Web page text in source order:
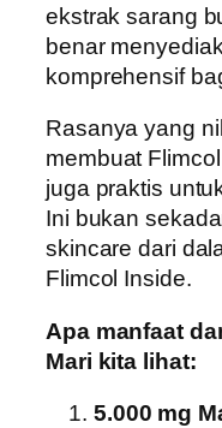
ekstrak sarang
benar
komprehensif
Rasanya yang
membuat
juga praktis
Ini bukan
skincare dari
Flimcol Inside.
Apa manfaat
Mari kita lihat:
5.000 mg